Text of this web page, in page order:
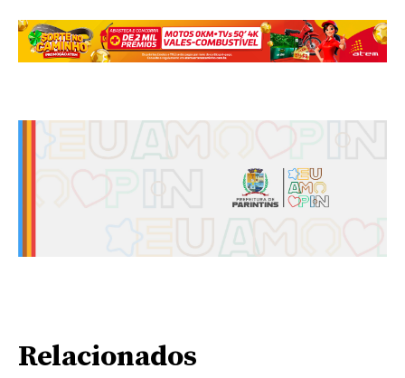
Relacionados